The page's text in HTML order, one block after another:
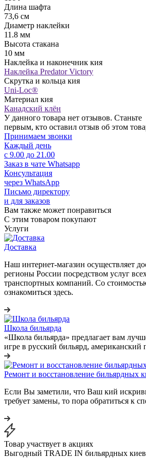
Длина шафта
73,6 см
Диаметр наклейки
11.8 мм
Высота стакана
10 мм
Наклейка и наконечник кия
Наклейка Predator Victory
Скрутка и кольца кия
Uni-Loc®
Материал кия
Канадский клён
У данного товара нет отзывов. Станьте
первым, кто оставил отзыв об этом
Принимаем звонки
Каждый день
с 9.00 до 21.00
Заказ в чате Whatsapp
Консультация
через WhatsApp
Письмо директору
и для заказов
Вам также может понравиться
С этим товаром покупают
Услуги
Доставка
Наш интернет-магазин осуществляет
регионы России посредством услуг
транспортных компаний. Со
ознакомиться здесь.
Школа бильярда
«Школа бильярда» предлагает вам
игре в русский бильярд, американский
Ремонт и восстановление бильярдных
Если Вы заметили, что Ваш кий
требует замены, то пора обратиться к
Товар участвует в акциях
Выгодный TRADE IN бильярдных киев